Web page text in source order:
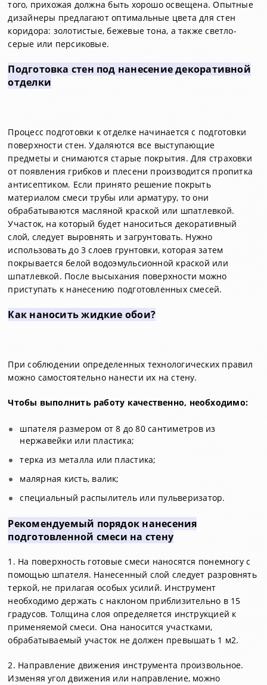
того, прихожая должна быть хорошо освещена. Опытные
дизайнеры предлагают оптимальные цвета для стен
коридора: золотистые, бежевые тона, а также светло-
серые или персиковые.
Подготовка стен под нанесение декоративной
отделки
Процесс подготовки к отделке начинается с подготовки
поверхности стен. Удаляются все выступающие
предметы и снимаются старые покрытия. Для страховки
от появления грибков и плесени производится пропитка
антисептиком. Если принято решение покрыть
материалом смеси трубы или арматуру, то они
обрабатываются масляной краской или шпатлевкой.
Участок, на который будет наноситься декоративный
слой, следует выровнять и загрунтовать. Нужно
использовать до 3 слоев грунтовки, которая затем
покрывается белой водоэмульсионной краской или
шпатлевкой. После высыхания поверхности можно
приступать к нанесению подготовленных смесей.
Как наносить жидкие обои?
При соблюдении определенных технологических правил
можно самостоятельно нанести их на стену.
Чтобы выполнить работу качественно, необходимо:
шпателя размером от 8 до 80 сантиметров из
нержавейки или пластика;
терка из металла или пластика;
малярная кисть, валик;
специальный распылитель или пульверизатор.
Рекомендуемый порядок нанесения
подготовленной смеси на стену
1. На поверхность готовые смеси наносятся понемногу с
помощью шпателя. Нанесенный слой следует разровнять
теркой, не прилагая особых усилий. Инструмент
необходимо держать с наклоном приблизительно в 15
градусов. Толщина слоя определяется инструкцией к
применяемой смеси. Она наносится участками,
обрабатываемый участок не должен превышать 1 м2.
2. Направление движения инструмента произвольное.
Изменяя угол движения или направление, можно